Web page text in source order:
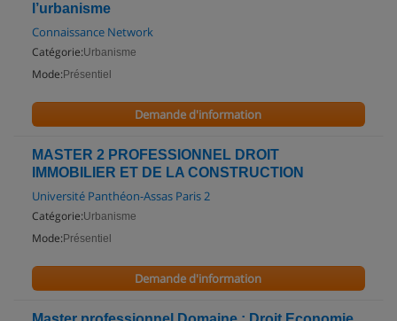
l’urbanisme
Connaissance Network
Catégorie:Urbanisme
Mode: Présentiel
Demande d'information
MASTER 2 PROFESSIONNEL DROIT
IMMOBILIER ET DE LA CONSTRUCTION
Université Panthéon-Assas Paris 2
Catégorie:Urbanisme
Mode: Présentiel
Demande d'information